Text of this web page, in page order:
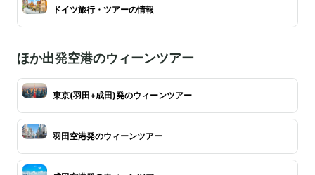
ドイツ旅行・ツアーの情報
ほか出発空港のウィーンツアー
東京(羽田+成田)発のウィーンツアー
羽田空港発のウィーンツアー